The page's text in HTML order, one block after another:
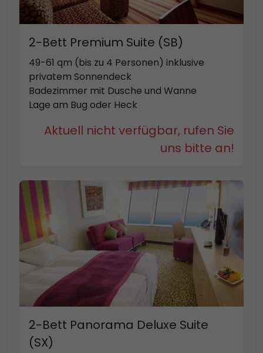
2-Bett Premium Suite (SB)
49-61 qm (bis zu 4 Personen) inklusive
privatem Sonnendeck
Badezimmer mit Dusche und Wanne
Lage am Bug oder Heck
Aktuell nicht verfügbar, rufen Sie
uns bitte an!
2-Bett Panorama Deluxe Suite
(SX)